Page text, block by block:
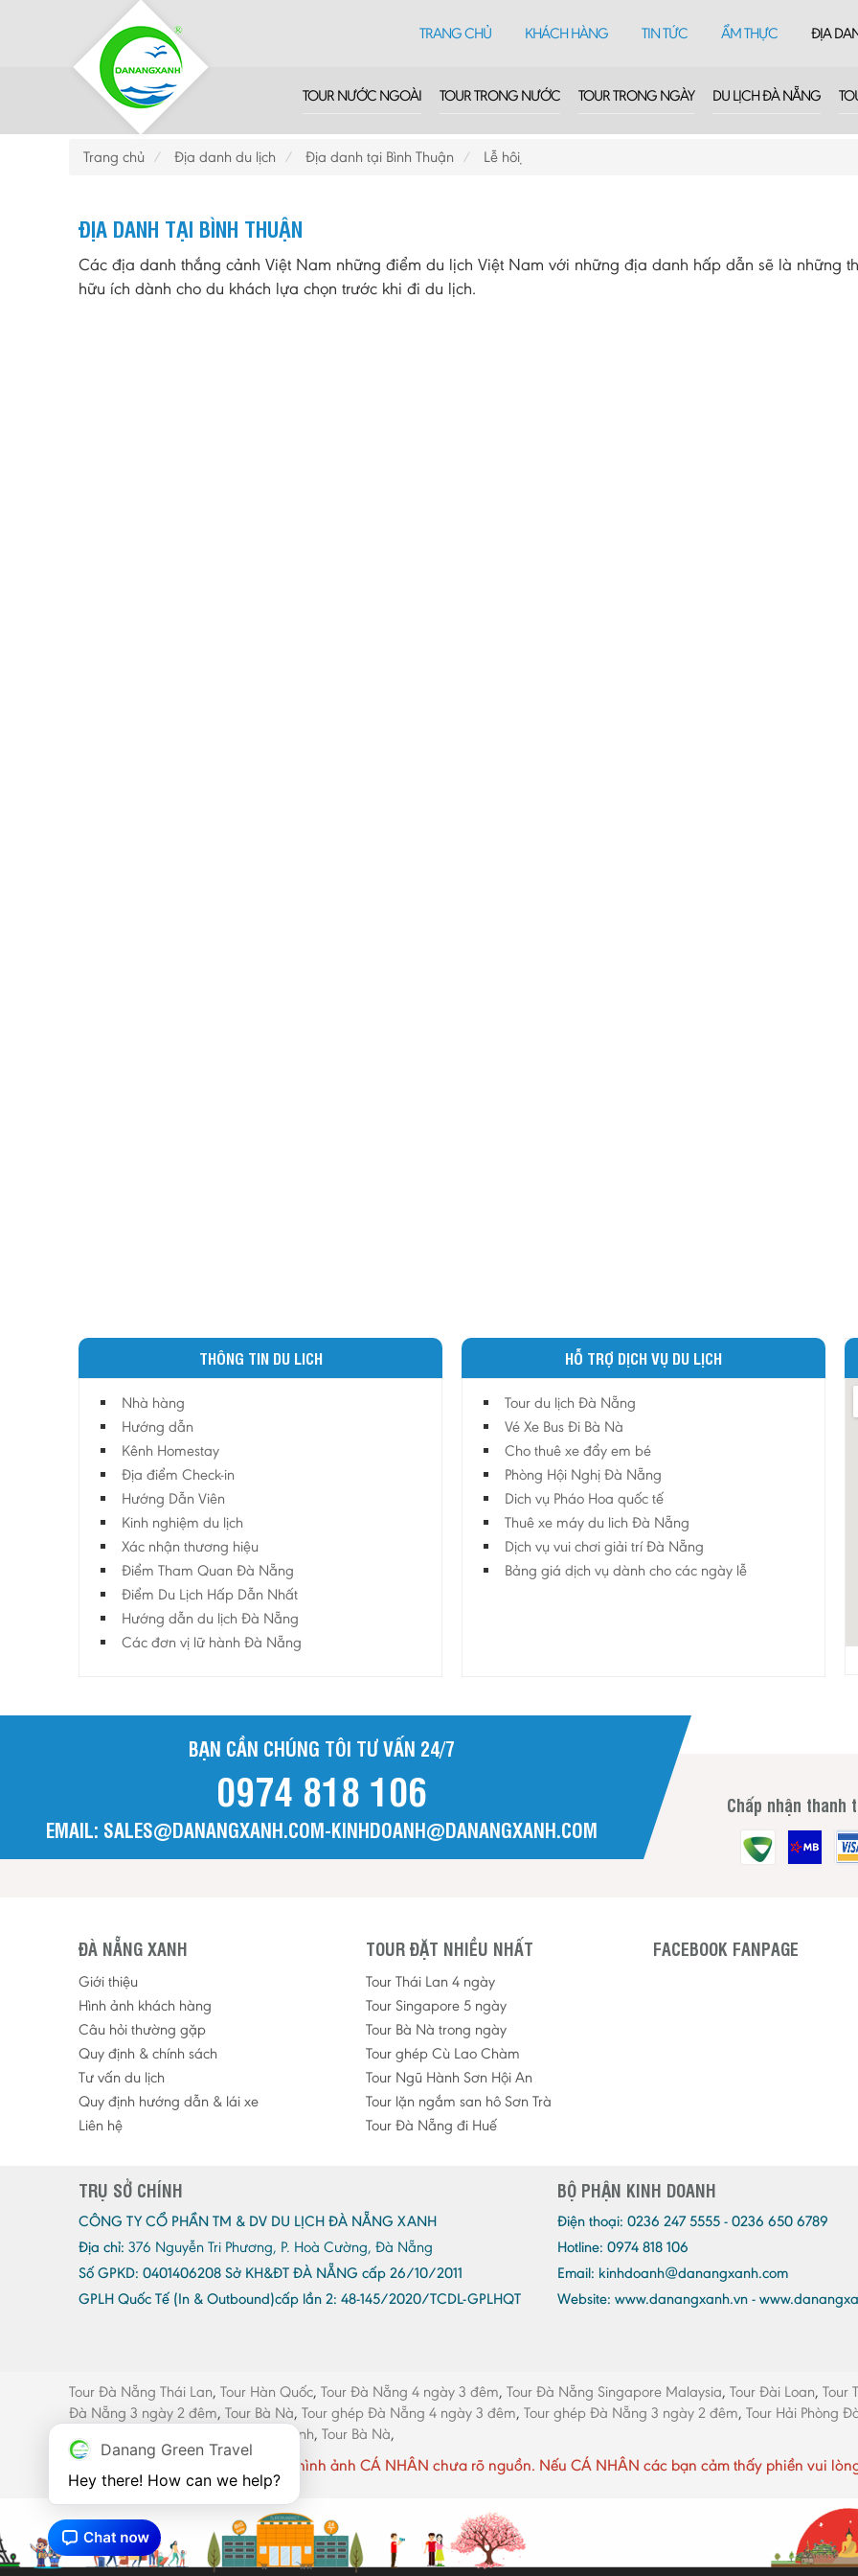
TRANG CHỦ KHÁCH HÀNG TIN TỨC ẨM THỰC ĐỊA
TOUR NƯỚC NGOÀI TOUR TRONG NƯỚC TOUR TRONG NGÀY DU LỊCH ĐÀ NẴNG
Trang chủ Địa danh du lịch Địa danh tại Bình Thuận Lễ hội
ĐỊA DANH TẠI BÌNH THUẬN
Các địa danh thắng cảnh Việt Nam những điểm du lịch Việt Nam với những địa danh hấp dẫn sẽ là những
hữu ích dành cho du khách lựa chọn trước khi đi du lịch.
THÔNG TIN DU LICH
Nhà hàng
Hướng dẫn
Kênh Homestay
Địa điểm Check-in
Hướng Dẫn Viên
Kinh nghiệm du lịch
Xác nhận thương hiệu
Điểm Tham Quan Đà Nẵng
Điểm Du Lịch Hấp Dẫn Nhất
Hướng dẫn du lịch Đà Nẵng
Các đơn vị lữ hành Đà Nẵng
HỖ TRỢ DỊCH VỤ DU LỊCH
Tour du lịch Đà Nẵng
Vé Xe Bus Đi Bà Nà
Cho thuê xe đẩy em bé
Phòng Hội Nghị Đà Nẵng
Dich vụ Pháo Hoa quốc tế
Thuê xe máy du lich Đà Nẵng
Dịch vụ vui chơi giải trí Đà Nẵng
Bảng giá dịch vụ dành cho các ngày lễ
BẠN CẦN CHÚNG TÔI TƯ VẤN 24/7
0974 818 106
EMAIL: SALES@DANANGXANH.COM-KINHDOANH@DANANGXANH.COM
Chấp nhận thanh
ĐÀ NẴNG XANH
Giới thiệu
Hình ảnh khách hàng
Câu hỏi thường gặp
Quy định & chính sách
Tư vấn du lịch
Quy định hướng dẫn & lái xe
Liên hệ
TOUR ĐẶT NHIỀU NHẤT
Tour Thái Lan 4 ngày
Tour Singapore 5 ngày
Tour Bà Nà trong ngày
Tour ghép Cù Lao Chàm
Tour Ngũ Hành Sơn Hội An
Tour lặn ngắm san hô Sơn Trà
Tour Đà Nẵng đi Huế
FACEBOOK FANPAGE
TRỤ SỞ CHÍNH
CÔNG TY CỔ PHẦN TM & DV DU LỊCH ĐÀ NẴNG XANH
Địa chỉ: 376 Nguyễn Tri Phương, P. Hoà Cường, Đà Nẵng
Số GPKD: 0401406208 Sở KH&ĐT ĐÀ NẴNG cấp 26/10/2011
GPLH Quốc Tế (In & Outbound)cấp lần 2: 48-145/2020/TCDL-GPLHQT
BỘ PHẬN KINH DOANH
Điện thoại: 0236 247 5555 - 0236 650 6789
Hotline: 0974 818 106
Email: kinhdoanh@danangxanh.com
Website: www.danangxanh.vn -
Tour Đà Nẵng Thái Lan, Tour Hàn Quốc, Tour Đà Nẵng 4 ngày 3 đêm, Tour Đà Nẵng Singapore Malaysia, Tour Đài Loan, Tour
Đà Nẵng 3 ngày 2 đêm, Tour Bà Nà, Tour ghép Đà Nẵng 4 ngày 3 đêm, Tour ghép Đà Nẵng 3 ngày 2 đêm, Tour Hải Phòng
Thang máy Quảng Bình, Tour Bà Nà,
Website có sử dụng một số hình ảnh CÁ NHÂN chưa rõ nguồn. Nếu CÁ NHÂN các bạn cảm thấy phiền vui
Danang Green Travel
Hey there! How can we help?